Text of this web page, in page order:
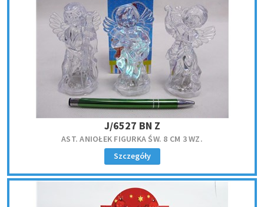
J/6527 BN Z
AST. ANIOŁEK FIGURKA ŚW. 8 CM 3 WZ.
Szczegóły